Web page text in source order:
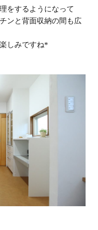
をするようになって
ンと背面収納の間も広
しみですね*